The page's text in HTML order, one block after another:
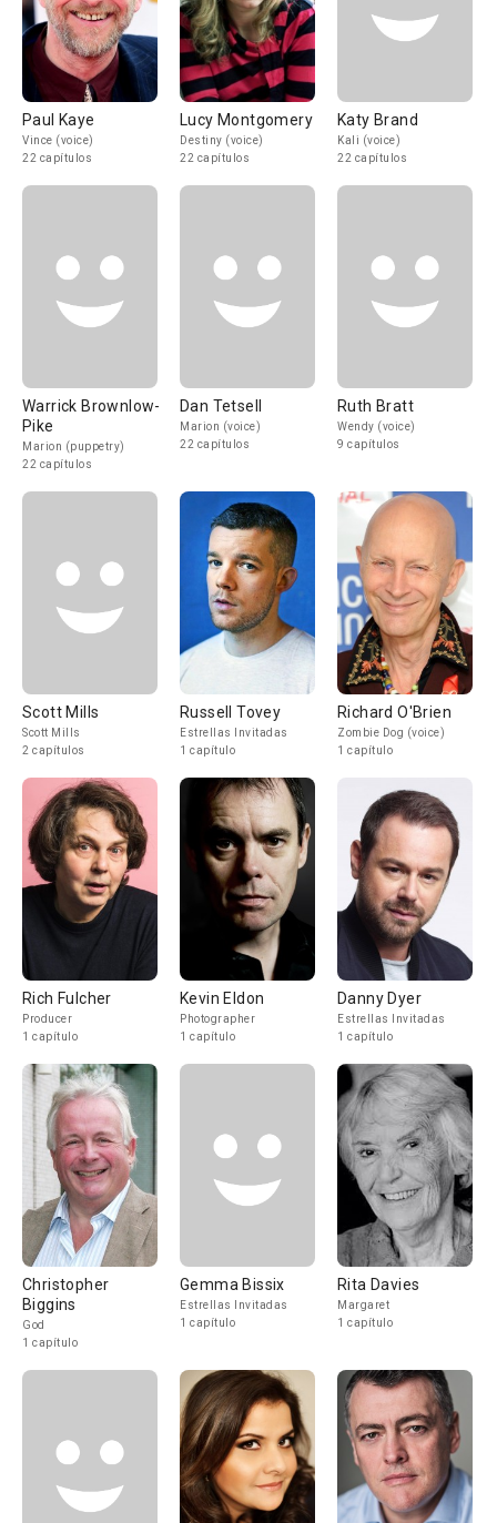
Paul Kaye
Vince (voice)
22 capítulos
Lucy Montgomery
Destiny (voice)
22 capítulos
Katy Brand
Kali (voice)
22 capítulos
Warrick Brownlow-
Pike
Marion (puppetry)
22 capítulos
Dan Tetsell
Marion (voice)
22 capítulos
Ruth Bratt
Wendy (voice)
9 capítulos
Scott Mills
Scott Mills
2 capítulos
Russell Tovey
Estrellas Invitadas
1 capítulo
Richard O'Brien
Zombie Dog (voice)
1 capítulo
Rich Fulcher
Producer
1 capítulo
Kevin Eldon
Photographer
1 capítulo
Danny Dyer
Estrellas Invitadas
1 capítulo
Christopher
Biggins
God
1 capítulo
Gemma Bissix
Estrellas Invitadas
1 capítulo
Rita Davies
Margaret
1 capítulo